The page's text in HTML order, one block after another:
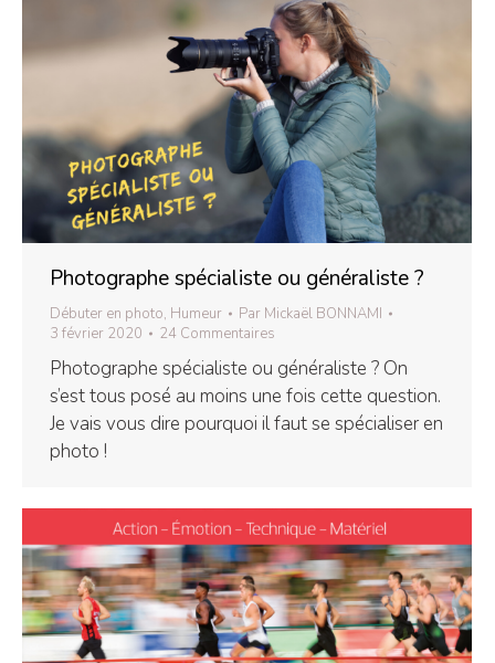
Photographe spécialiste ou généraliste ?
Débuter en photo, Humeur Par Mickaël BONNAMI
3 février 2020
24 Commentaires
Photographe spécialiste ou généraliste ? On
s’est tous posé au moins une fois cette question.
Je vais vous dire pourquoi il faut se spécialiser en
photo !